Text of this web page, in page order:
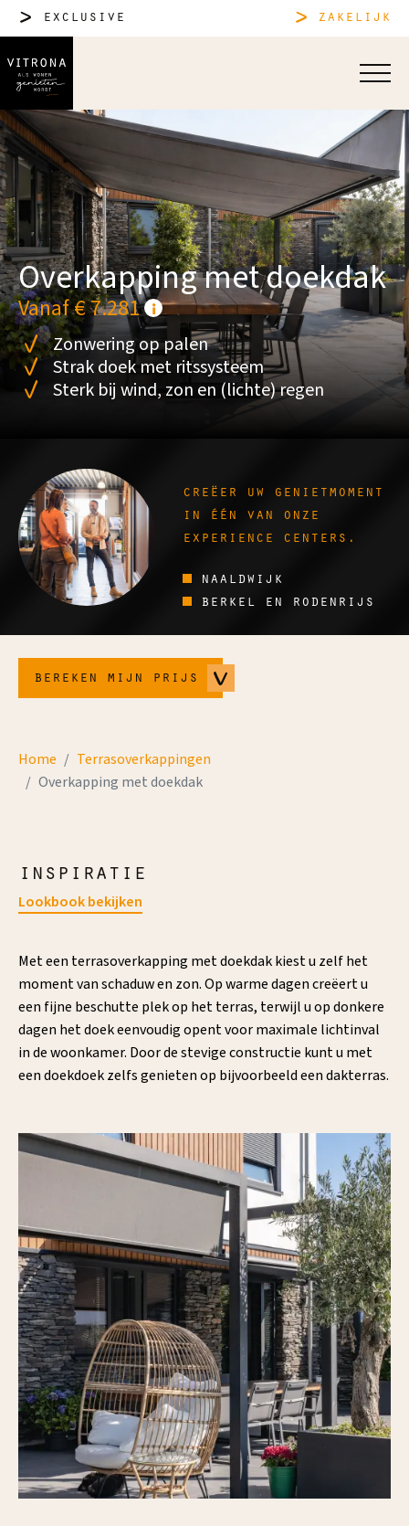
exclusive zakelijk
Overkapping met doekdak
Vanaf € 7.281
Zonwering op palen
Strak doek met ritssysteem
Sterk bij wind, zon en (lichte) regen
creëer uw genietmoment
in één van onze
experience centers.
naaldwijk
berkel en rodenrijs
bereken mijn prijs
Home
Terrasoverkappingen
Overkapping met doekdak
inspiratie
Lookbook bekijken
Met een terrasoverkapping met doekdak kiest u zelf het
moment van schaduw en zon. Op warme dagen creëert u
een fijne beschutte plek op het terras, terwijl u op donkere
dagen het doek eenvoudig opent voor maximale lichtinval
in de woonkamer. Door de stevige constructie kunt u met
een doekdoek zelfs genieten op bijvoorbeeld een dakterras.